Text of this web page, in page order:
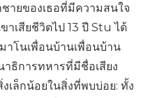
ายของเธอที่มีความสนใจ
าเสียชีวิตไป 13 ปี Stu ได้
าโนเพื่อนบ้านเพื่อนบ้าน
ธิการทหารที่มีชื่อเสียง
เล็กน้อยในสิ่งที่พบบ่อย: ทั้ง